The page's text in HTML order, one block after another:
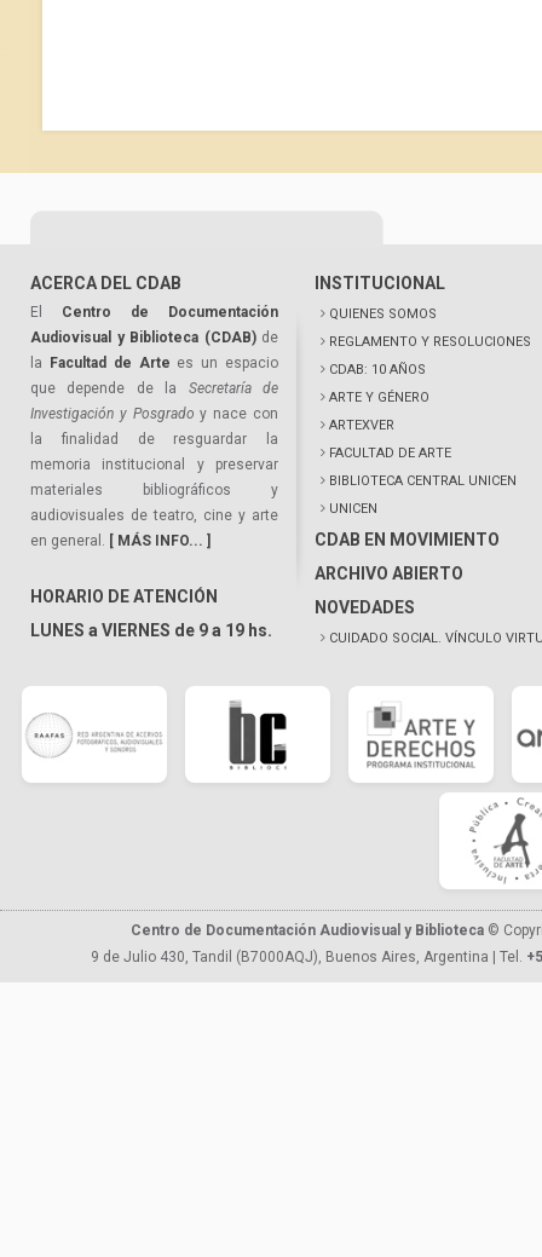
ACERCA DEL CDAB
El Centro de Documentación
Audiovisual y Biblioteca (CDAB)de
la
Facultad de Arte es un espacio
que depende de la Secretaría de
Investigación y Posgrado y nace con
la finalidad de resguardar la
memoria institucional y preservar
materiales bibliográficos y
audiovisuales de teatro, cine y arte
en general. [ MÁS INFO... ]
HORARIO DE ATENCIÓN
LUNES a VIERNES de 9 a 19 hs.
INSTITUCIONAL
QUIENES SOMOS
REGLAMENTO Y RESOLUCIONES
CDAB: 10 AÑOS
ARTE Y GÉNERO
ARTEXVER
FACULTAD DE ARTE
BIBLIOTECA CENTRAL UNICEN
UNICEN
CDAB EN MOVIMIENTO
ARCHIVO ABIERTO
NOVEDADES
CUIDADO SOCIAL. VÍNCULO
Centro de Documentación Audiovisual y Biblioteca ©
9 de Julio 430, Tandil (B7000AQJ), Buenos Aires, Argentina | Tel.